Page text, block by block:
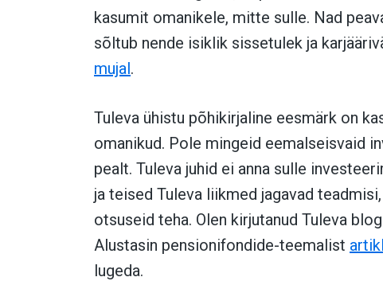
kasumit omanikele, mitte sulle. Nad
sõltub nende isiklik sissetulek ja
mujal.
Tuleva ühistu põhikirjaline eesmärk on
omanikud. Pole mingeid eemalseisvaid
pealt. Tuleva juhid ei anna sulle
ja teised Tuleva liikmed jagavad
otsuseid teha. Olen kirjutanud Tuleva
Alustasin pensionifondide-teemalist
lugeda.